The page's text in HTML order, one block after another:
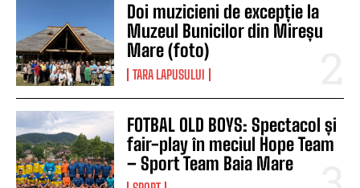
Doi muzicieni de excepție la
Muzeul Bunicilor din Mireșu
Mare (foto)
TARA LAPUSULUI
FOTBAL OLD BOYS: Spectacol și
fair-play în meciul Hope Team
– Sport Team Baia Mare